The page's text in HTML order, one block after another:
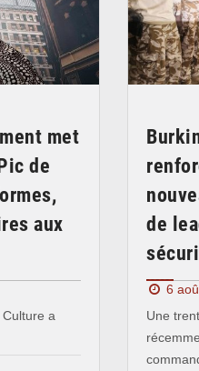
met
de
aux
a
de
6
Une